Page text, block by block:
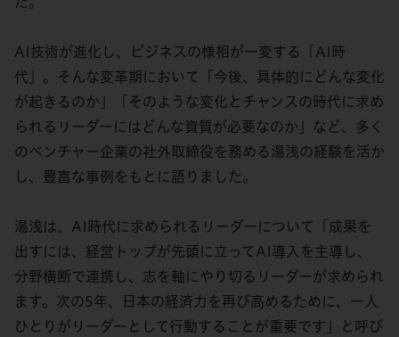
AI技術が進化し、ビジネスの様相が一変する「AI時
代」。そんな変革期において「今後、具体的にどんな変化
が起きるのか」「そのような変化とチャンスの時代に求め
られるリーダーにはどんな資質が必要なのか」など、多く
のベンチャー企業の社外取締役を務める湯浅の経験を活か
し、豊富な事例をもとに語りました。
湯浅は、AI時代に求められるリーダーについて「成果を
出すには、経営トップが先頭に立ってAI導入を主導し、
分野横断で連携し、志を軸にやり切るリーダーが求められ
ます。次の5年、日本の経済力を再び高めるために、一人
ひとりがリーダーとして行動することが重要です」と呼び